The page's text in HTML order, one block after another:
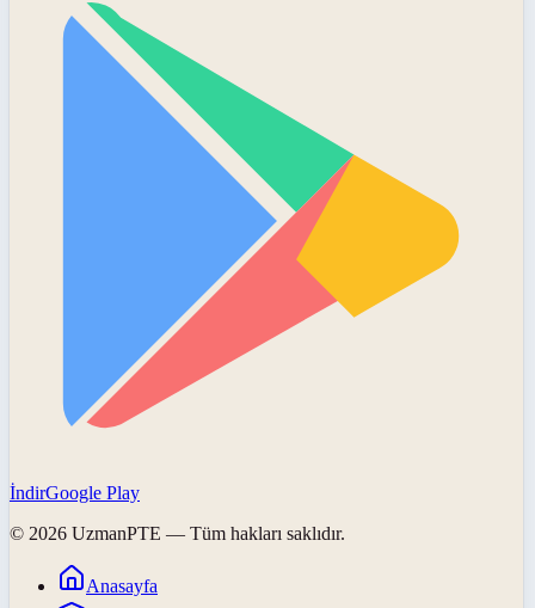
İndirGoogle Play
© 2026 UzmanPTE — Tüm hakları saklıdır.
Anasayfa